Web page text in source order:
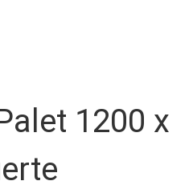
1200 x